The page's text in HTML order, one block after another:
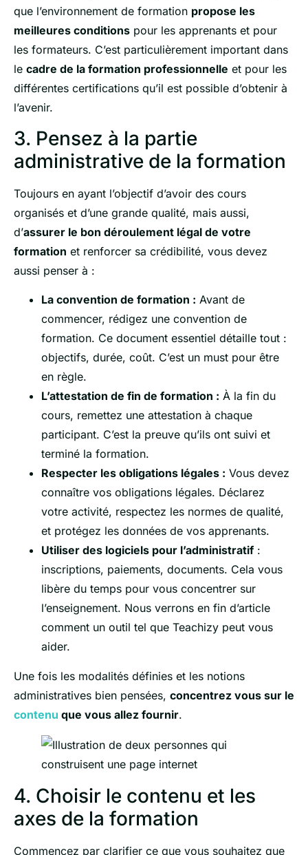
que l’environnement de formation propose les
meilleures conditions pour les apprenants et pour
les formateurs. C’est particulièrement important dans
le cadre de la formation professionnelle et pour les
différentes certifications qu’il est possible d’obtenir à
l’avenir.
3. Pensez à la partie
administrative de la formation
Toujours en ayant l’objectif d’avoir des cours
organisés et d’une grande qualité, mais aussi,
d’assurer le bon déroulement légal de votre
formation et renforcer sa crédibilité, vous devez
aussi penser à :
La convention de formation : Avant de
commencer, rédigez une convention de
formation. Ce document essentiel détaille tout :
objectifs, durée, coût. C’est un must pour être
en règle.
L’attestation de fin de formation : À la fin du
cours, remettez une attestation à chaque
participant. C’est la preuve qu’ils ont suivi et
terminé la formation.
Respecter les obligations légales : Vous devez
connaître vos obligations légales. Déclarez
votre activité, respectez les normes de qualité,
et protégez les données de vos apprenants.
Utiliser des logiciels pour l’administratif:
inscriptions, paiements, documents. Cela vous
libère du temps pour vous concentrer sur
l’enseignement. Nous verrons en fin d’article
comment un outil tel que Teachizy peut vous
aider.
Une fois les modalités définies et les notions
administratives bien pensées, concentrez vous sur le
contenu que vous allez fournir.
4. Choisir le contenu et les
axes de la formation
Commencez par clarifier ce que vous souhaitez que